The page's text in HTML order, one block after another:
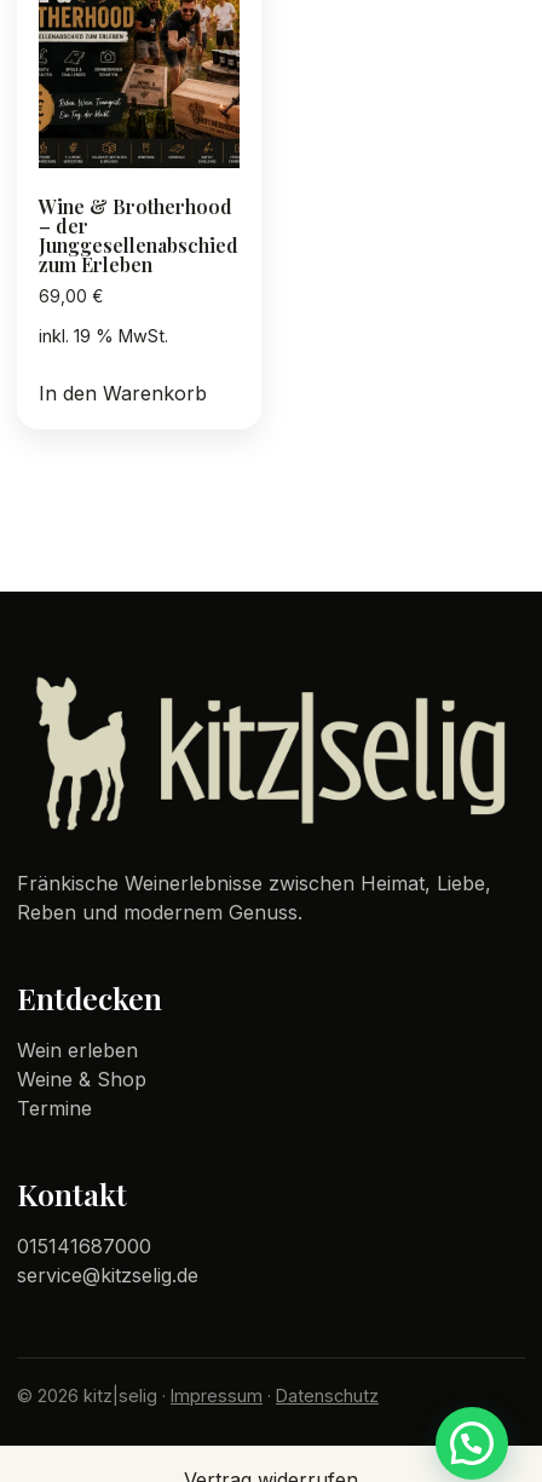
Wine & Brotherhood
– der
Junggesellenabschied
zum Erleben
69,00 €
inkl. 19 % MwSt.
In den Warenkorb
Fränkische Weinerlebnisse zwischen Heimat, Liebe,
Reben und modernem Genuss.
Entdecken
Wein erleben
Weine & Shop
Termine
Kontakt
015141687000
service@kitzselig.de
© 2026 kitz|selig · Impressum · Datenschutz